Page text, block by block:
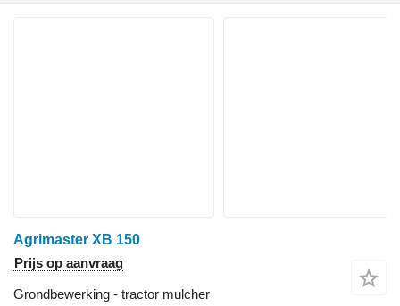
Agrimaster XB 150
Prijs op aanvraag
Grondbewerking - tractor mulcher